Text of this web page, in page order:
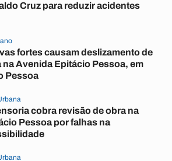
Cruz para reduzir acidentes
fortes causam deslizamento de
na Avenida Epitácio Pessoa, em
Pessoa
cobra revisão de obra na
Pessoa por falhas na